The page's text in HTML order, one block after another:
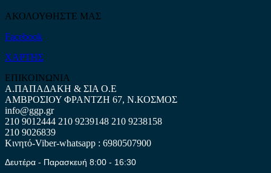
ΑΚΟΛΟΥΘΗΣΤΕ ΜΑΣ
Facebook
ΧΑΡΤΗΣ
ΕΠΙΚΟΙΝΩΝΙΑ
Α.ΠΑΠΑΔΑΚΗ & ΣΙΑ Ο.Ε
ΑΜΒΡΟΣΙΟΥ ΦΡΑΝΤΖΗ 67, Ν.ΚΟΣΜΟΣ
info@ggp.gr
210 9012444 210 9239148 210 9238158
210 9026839
Κινητό-Viber-whatsapp : 6980507900
Δευτέρα - Παρασκευή 8:00 - 16:30